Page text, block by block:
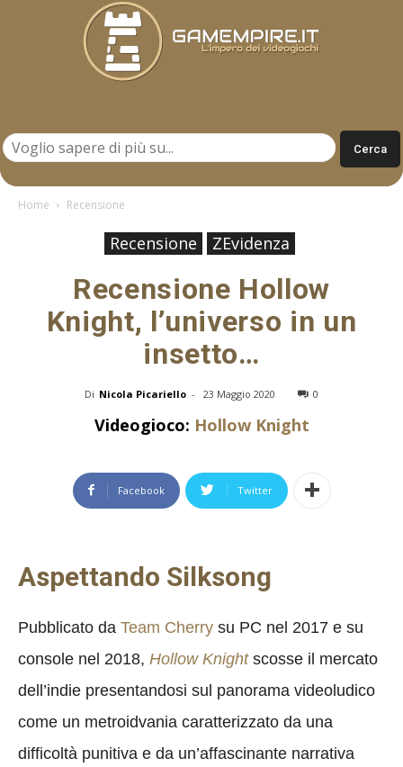
Home Recensione
Recensione ZEvidenza
Recensione Hollow
Knight, l’universo in un
insetto…
Di Nicola Picariello - 23 Maggio 2020 0
Videogioco: Hollow Knight
Facebook Twitter
Aspettando Silksong
Pubblicato da Team Cherry su PC nel 2017 e su
console nel 2018, Hollow Knightscosse il mercato
dell’indie presentandosi sul panorama videoludico
come un metroidvania caratterizzato da una
difficoltà punitiva e da un’affascinante narrativa